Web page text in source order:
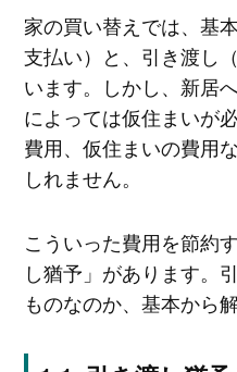
家の買い替えでは、基
支払い）と、引き渡し
います。しかし、新居
によっては仮住まいが
費用、仮住まいの費用
しれません。
こういった費用を節約
し猶予」があります。
ものなのか、基本から